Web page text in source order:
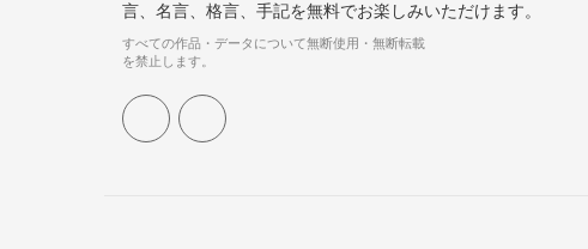
言、名言、格言、手記を無料でお楽しみいただけます。
すべての作品・データについて無断使用・無断転載
を禁止します。